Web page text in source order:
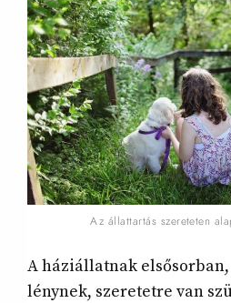
Az állattartás szereteten
A háziállatnak
lénynek, szeretetre van